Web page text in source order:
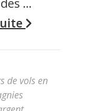
…
de vols en